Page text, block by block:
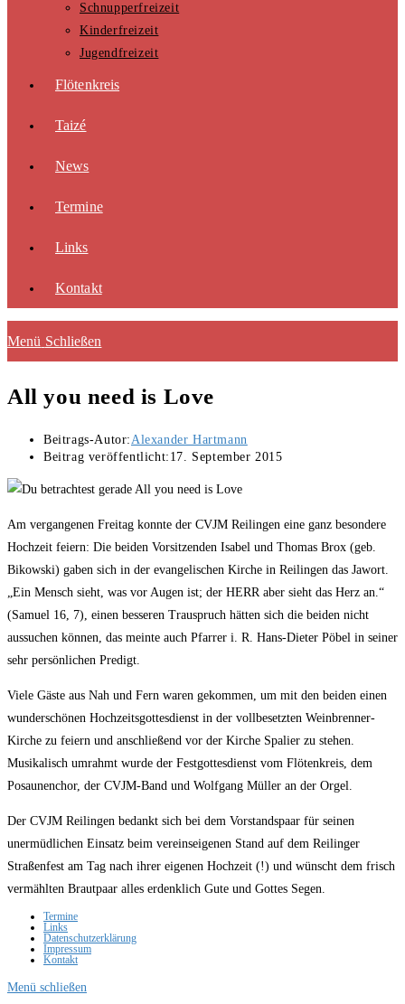
Schnupperfreizeit
Kinderfreizeit
Jugendfreizeit
Flötenkreis
Taizé
News
Termine
Links
Kontakt
Menü Schließen
All you need is Love
Beitrags-Autor: Alexander Hartmann
Beitrag veröffentlicht: 17. September 2015
Am vergangenen Freitag konnte der CVJM Reilingen eine ganz besondere
Hochzeit feiern: Die beiden Vorsitzenden Isabel und Thomas Brox (geb.
Bikowski) gaben sich in der evangelischen Kirche in Reilingen das Jawort.
„Ein Mensch sieht, was vor Augen ist; der HERR aber sieht das Herz an.“
(Samuel 16, 7), einen besseren Trauspruch hätten sich die beiden nicht
aussuchen können, das meinte auch Pfarrer i. R. Hans-Dieter Pöbel in seiner
sehr persönlichen Predigt.
Viele Gäste aus Nah und Fern waren gekommen, um mit den beiden einen
wunderschönen Hochzeitsgottesdienst in der vollbesetzten Weinbrenner-
Kirche zu feiern und anschließend vor der Kirche Spalier zu stehen.
Musikalisch umrahmt wurde der Festgottesdienst vom Flötenkreis, dem
Posaunenchor, der CVJM-Band und Wolfgang Müller an der Orgel.
Der CVJM Reilingen bedankt sich bei dem Vorstandspaar für seinen
unermüdlichen Einsatz beim vereinseigenen Stand auf dem Reilinger
Straßenfest am Tag nach ihrer eigenen Hochzeit (!) und wünscht dem frisch
vermählten Brautpaar alles erdenklich Gute und Gottes Segen.
Termine
Links
Datenschutzerklärung
Impressum
Kontakt
Menü schließen